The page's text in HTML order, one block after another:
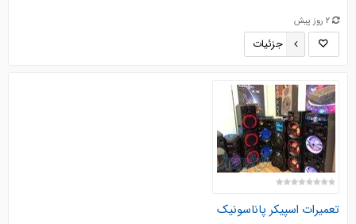
2 روز پیش
جزئیات
تعمیرات اسپیکر پاناسونیک